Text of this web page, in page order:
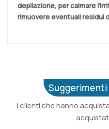
depilazione, per calmare
rimuovere eventuali residui
I clienti che hanno